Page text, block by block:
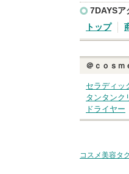
7DAYSア
トップ
＠ｃｏｓｍ
セラディッ
タンタンク
ドライヤー
コスメ美容タ